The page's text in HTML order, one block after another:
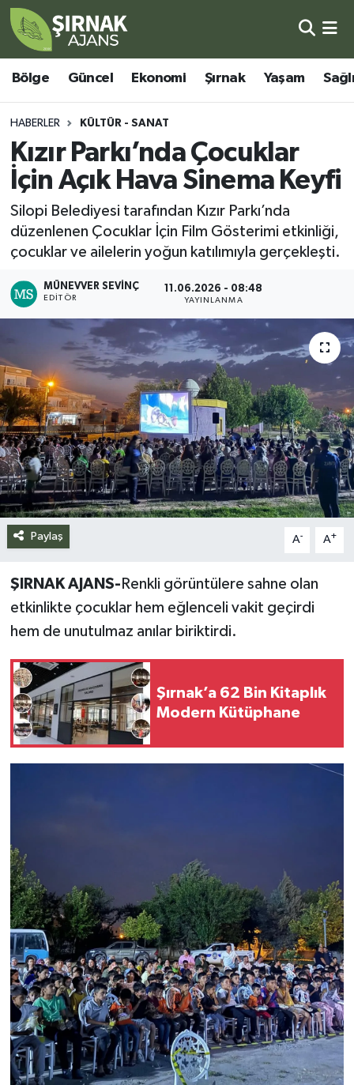
Bölge Güncel Ekonomi Şırnak Yaşam
HABERLER KÜLTÜR - SANAT
Kızır Parkı’nda Çocuklar
İçin Açık Hava Sinema Keyfi
Silopi Belediyesi tarafından Kızır Parkı’nda
düzenlenen Çocuklar İçin Film Gösterimi etkinliği,
çocuklar ve ailelerin yoğun katılımıyla gerçekleşti.
MÜNEVVER SEVINÇ
EDITÖR
11.06.2026 - 08:48
YAYINLANMA
Paylaş A- A+
ŞIRNAK AJANS- Renkli görüntülere sahne olan
etkinlikte çocuklar hem eğlenceli vakit geçirdi
hem de unutulmaz anılar biriktirdi.
Şırnak’a 62 Bin Kitaplık
Modern Kütüphane
Bölge
Güncel
Ekonomi
Şırnak
Sağlık
Eğitim
Kültür - Sanat
Siyaset
Spor
Teknoloji
Yazarlar
Şırnak Nöbetçi Eczaneler
Şırnak Hava Durumu
Şirnak Namaz Vakitleri
Şırnak Trafik Yoğunluk Haritası
Süper Lig Puan Durumu ve Fikstür
Tüm Manşetler
Son Dakika Haberleri
Haber Arşivi